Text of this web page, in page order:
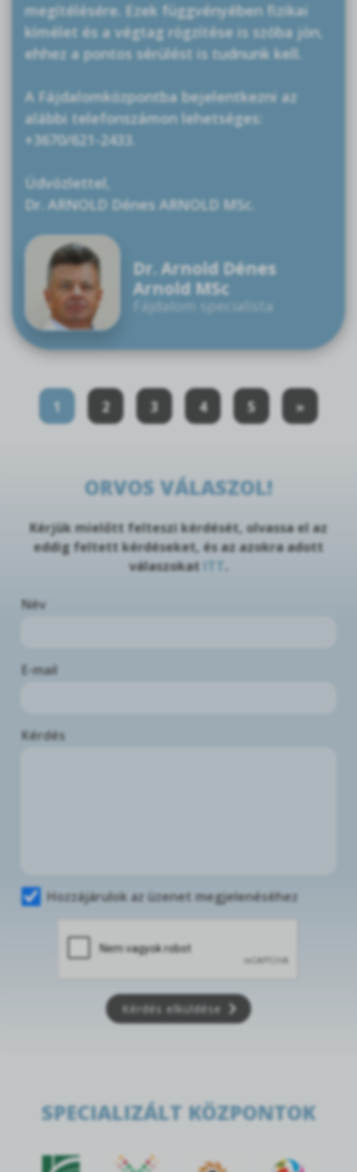
megítélésére. Ezek függvényében fizikai
kímélet és a végtag rögzítése is szóba jön,
ehhez a pontos sérülést is tudnunk kell.
A Fájdalomközpontba bejelentkezni az
alábbi telefonszámon lehetséges:
+3670/621-2433.
Üdvözlettel,
Dr. ARNOLD Dénes ARNOLD MSc.
Dr. Arnold Dénes
Arnold MSc
Fájdalom specialista
1 2 3 4 5 »
ORVOS VÁLASZOL!
Kérjük mielőtt felteszi kérdését, olvassa el az
eddig feltett kérdéseket, és az azokra adott
válaszokat
Név
E-mail
Kérdés
Hozzájárulok az üzenet megjelenéséhez
Kérdés elküldése
SPECIALIZÁLT KÖZPONTOK